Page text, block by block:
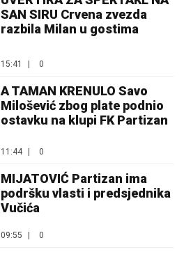
SAN SIRU Crvena zvezda
razbila Milan u gostima
15:41 0
A TAMAN KRENULO Savo
Milošević zbog plate podnio
ostavku na klupi FK Partizan
11:44 0
MIJATOVIĆ Partizan ima
podršku vlasti i predsjednika
Vučića
09:55 0